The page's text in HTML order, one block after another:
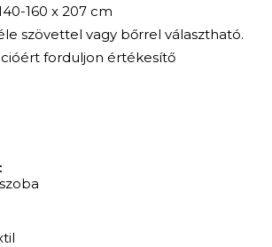
160 x 207 cm
szövettel vagy bőrrel választható.
forduljon értékesítő